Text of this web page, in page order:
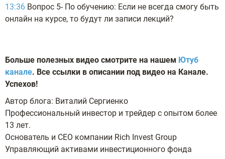
13:36 Вопрос 5- По обучению: Если не всегда смогу быть
онлайн на курсе, то будут ли записи лекций?
Больше полезных видео смотрите на нашем Ютуб
канале. Все ссылки в описании под видео на Канале.
Успехов!
Автор блога: Виталий Сергиенко
Профессиональный инвестор и трейдер с опытом более
13 лет.
Основатель и CEO компании Rich Invest Group
Управляющий активами инвестиционного фонда